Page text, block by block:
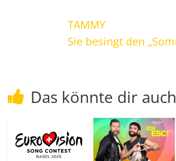
TAMMY
Sie besingt den
Das könnte dir